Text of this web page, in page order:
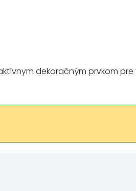
dekoračným prvkom